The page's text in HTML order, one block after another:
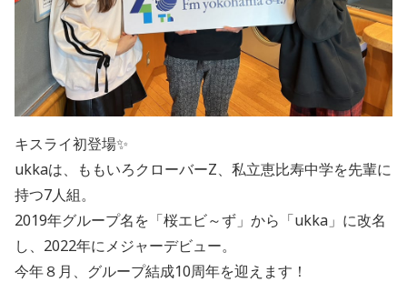
キスライ初登場✨
ukkaは、ももいろクローバーZ、私立恵比寿中学を先輩に
持つ7人組。
2019年グループ名を「桜エビ～ず」から「ukka」に改名
し、2022年にメジャーデビュー。
今年８月、グループ結成10周年を迎えます！